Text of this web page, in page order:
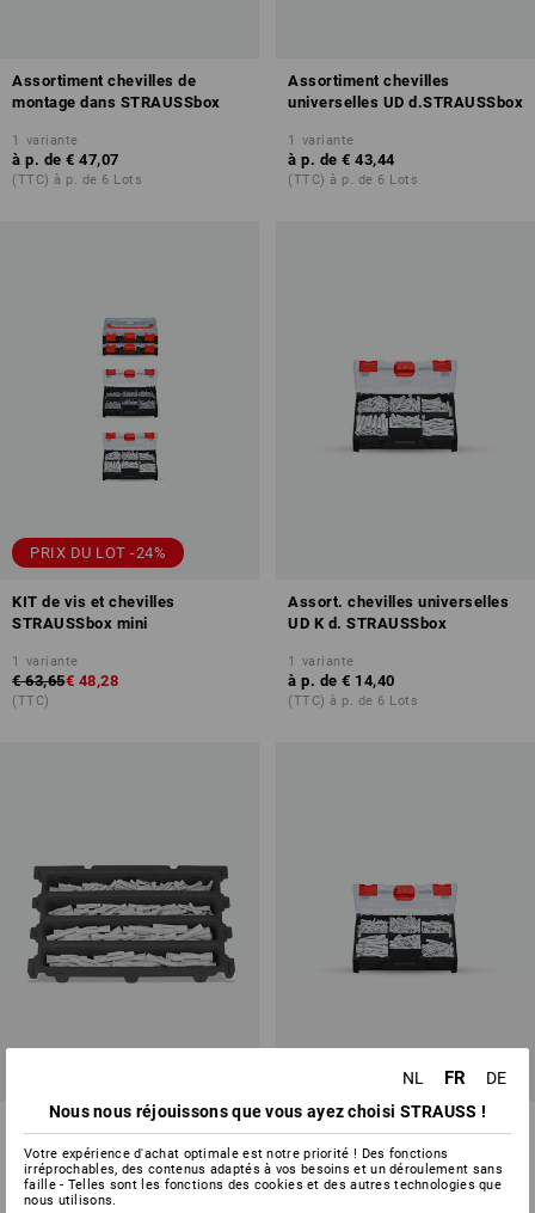
Assortiment chevilles de
montage dans STRAUSSbox
1 variante
à p. de € 47,07
(TTC) à p. de 6 Lots
Assortiment chevilles
universelles UD d.STRAUSSbox
1 variante
à p. de € 43,44
(TTC) à p. de 6 Lots
PRIX DU LOT -24%
KIT de vis et chevilles
STRAUSSbox mini
1 variante
€ 63,65€ 48,28
(TTC)
Assort. chevilles universelles
UD K d. STRAUSSbox
1 variante
à p. de € 14,40
(TTC) à p. de 6 Lots
STRAUSSbox small chevilles
universelles insert
variante
à p. de € 22,22
Assortiment chevilles
universelles dans STRAUSSbox
1 variante
NL FR
DE
Nous nous réjouissons que vous ayez choisi STRAUSS !
Votre expérience d'achat optimale est notre priorité ! Des fonctions
irréprochables, des contenus adaptés à vos besoins et un déroulement sans
faille - Telles sont les fonctions des cookies et des autres technologies que
nous utilisons.